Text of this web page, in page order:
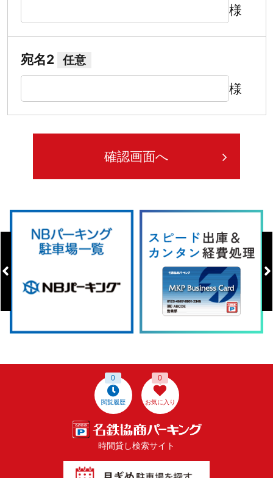
様
宛名2 任意
様
閲覧履歴
0
お気に入り
0
時間貸し検索サイト